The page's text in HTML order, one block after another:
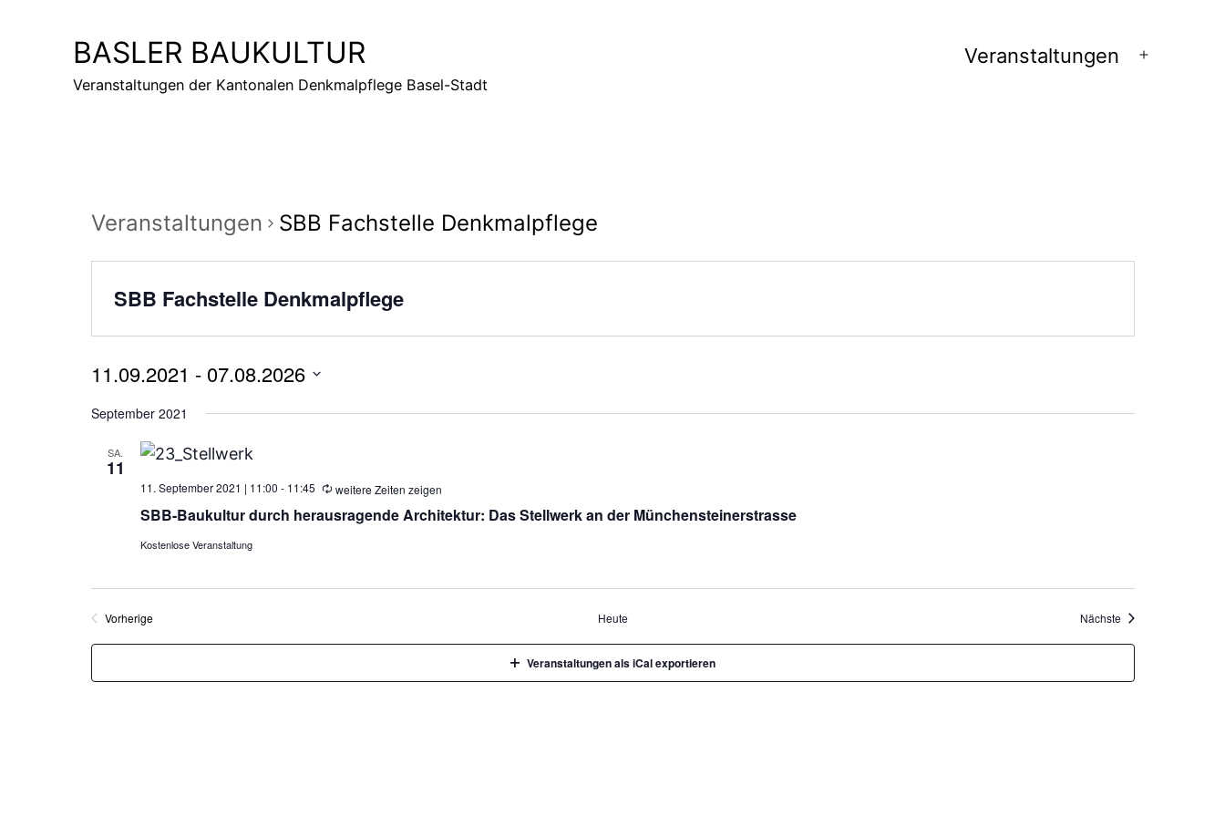
BASLER BAUKULTUR
Veranstaltungen der Kantonalen Denkmalpflege Basel-Stadt
Veranstaltungen
Menü
Veranstaltungen SBB Fachstelle Denkmalpflege
SBB Fachstelle Denkmalpflege
11.09.2021 - 07.08.2026
wählen.
September 2021
SA.
11
11. September 2021 | 11:00 - 11:45 weitere Zeiten zeigen
SBB-Baukultur durch herausragende Architektur: Das Stellwerk an der Münchensteinerstrasse
Kostenlose Veranstaltung
Vorherige
Heute NächsteVeranstaltungen
Veranstaltungen als iCal exportieren